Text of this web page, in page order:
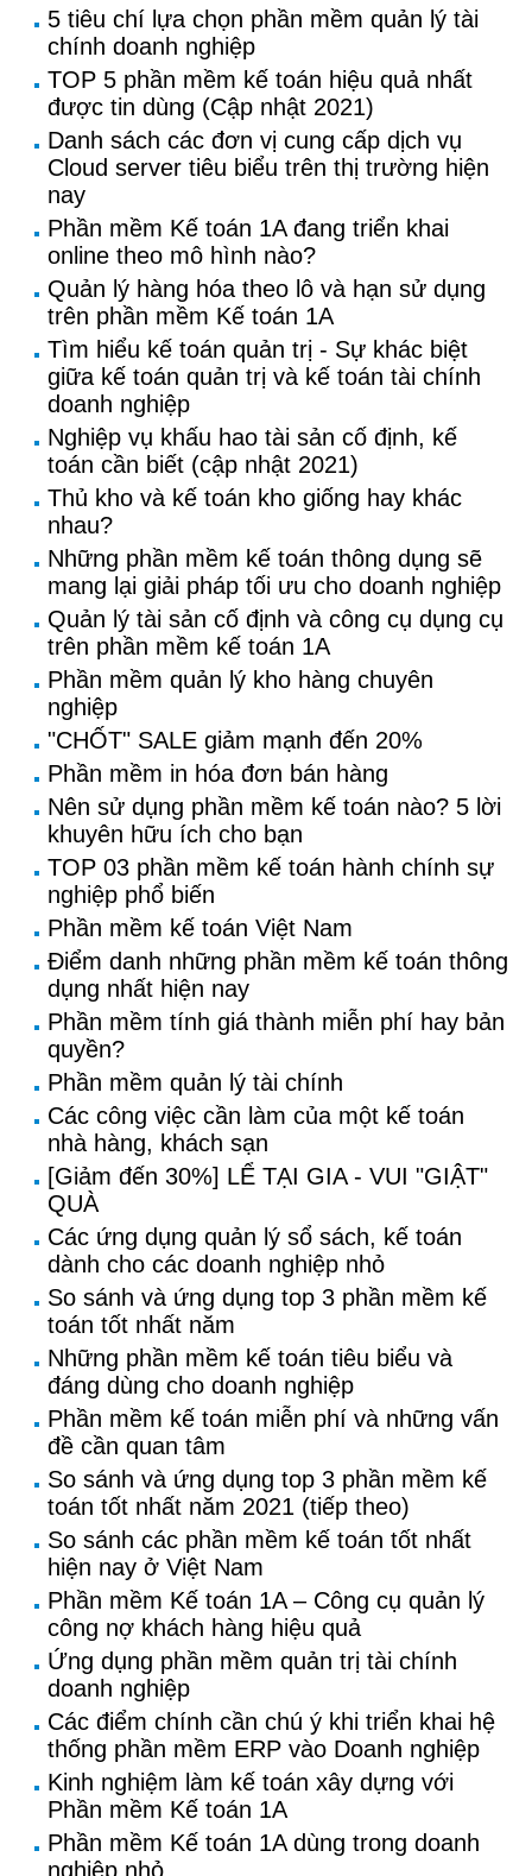
5 tiêu chí lựa chọn phần mềm quản lý tài
chính doanh nghiệp
TOP 5 phần mềm kế toán hiệu quả nhất
được tin dùng (Cập nhật 2021)
Danh sách các đơn vị cung cấp dịch vụ
Cloud server tiêu biểu trên thị trường hiện
nay
Phần mềm Kế toán 1A đang triển khai
online theo mô hình nào?
Quản lý hàng hóa theo lô và hạn sử dụng
trên phần mềm Kế toán 1A
Tìm hiểu kế toán quản trị - Sự khác biệt
giữa kế toán quản trị và kế toán tài chính
doanh nghiệp
Nghiệp vụ khấu hao tài sản cố định, kế
toán cần biết (cập nhật 2021)
Thủ kho và kế toán kho giống hay khác
nhau?
Những phần mềm kế toán thông dụng sẽ
mang lại giải pháp tối ưu cho doanh nghiệp
Quản lý tài sản cố định và công cụ dụng cụ
trên phần mềm kế toán 1A
Phần mềm quản lý kho hàng chuyên
nghiệp
"CHỐT" SALE giảm mạnh đến 20%
Phần mềm in hóa đơn bán hàng
Nên sử dụng phần mềm kế toán nào? 5 lời
khuyên hữu ích cho bạn
TOP 03 phần mềm kế toán hành chính sự
nghiệp phổ biến
Phần mềm kế toán Việt Nam
Điểm danh những phần mềm kế toán thông
dụng nhất hiện nay
Phần mềm tính giá thành miễn phí hay bản
quyền?
Phần mềm quản lý tài chính
Các công việc cần làm của một kế toán
nhà hàng, khách sạn
[Giảm đến 30%] LỂ TẠI GIA - VUI "GIẬT"
QUÀ
Các ứng dụng quản lý sổ sách, kế toán
dành cho các doanh nghiệp nhỏ
So sánh và ứng dụng top 3 phần mềm kế
toán tốt nhất năm
Những phần mềm kế toán tiêu biểu và
đáng dùng cho doanh nghiệp
Phần mềm kế toán miễn phí và những vấn
đề cần quan tâm
So sánh và ứng dụng top 3 phần mềm kế
toán tốt nhất năm 2021 (tiếp theo)
So sánh các phần mềm kế toán tốt nhất
hiện nay ở Việt Nam
Phần mềm Kế toán 1A – Công cụ quản lý
công nợ khách hàng hiệu quả
Ứng dụng phần mềm quản trị tài chính
doanh nghiệp
Các điểm chính cần chú ý khi triển khai hệ
thống phần mềm ERP vào Doanh nghiệp
Kinh nghiệm làm kế toán xây dựng với
Phần mềm Kế toán 1A
Phần mềm Kế toán 1A dùng trong doanh
nghiệp nhỏ